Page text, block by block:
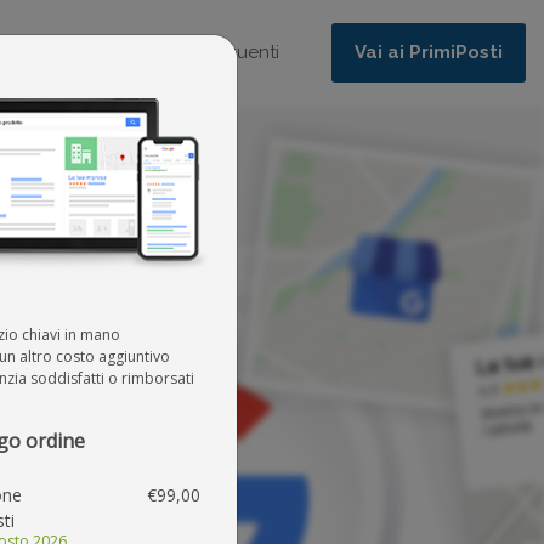
Domande frequenti Vai ai PrimiPosti
chiavi in mano
altro costo aggiuntivo
soddisfatti o rimborsati
ordine
€99,00